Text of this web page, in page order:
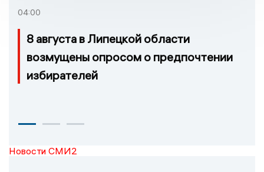
04:00
8 августа в Липецкой области
возмущены опросом о предпочтении
избирателей
Новости СМИ2